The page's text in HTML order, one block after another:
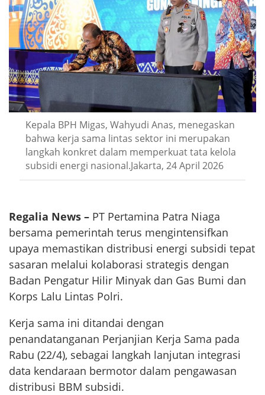
Kepala BPH Migas, Wahyudi Anas, menegaskan
bahwa kerja sama lintas sektor ini merupakan
langkah konkret dalam memperkuat tata kelola
subsidi energi nasional.Jakarta, 24 April 2026
Regalia News – PT Pertamina Patra Niaga
bersama pemerintah terus mengintensifkan
upaya memastikan distribusi energi subsidi tepat
sasaran melalui kolaborasi strategis dengan
Badan Pengatur Hilir Minyak dan Gas Bumi dan
Korps Lalu Lintas Polri.
Kerja sama ini ditandai dengan
penandatanganan Perjanjian Kerja Sama pada
Rabu (22/4), sebagai langkah lanjutan integrasi
data kendaraan bermotor dalam pengawasan
distribusi BBM subsidi.